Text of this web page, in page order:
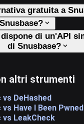
gratuita a
dispone di un'API
di Snusbase?
altri strumenti
DeHashed
Have I Been Pwned
vs LeakCheck